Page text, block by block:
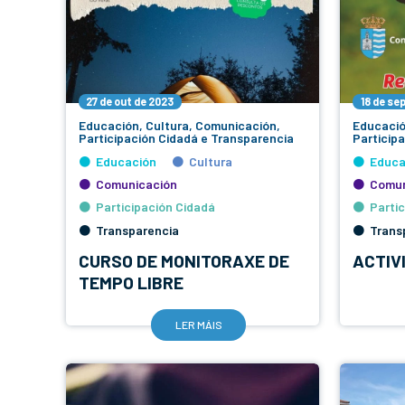
27 de out de 2023
Educación, Cultura, Comunicación,
Participación Cidadá e Transparencia
Educación
Cultura
Comunicación
Participación Cidadá
Transparencia
CURSO DE MONITORAXE DE
TEMPO LIBRE
LER MÁIS
18 de